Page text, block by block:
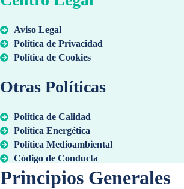
Compras
Analítica e Inteligencia
Financiero
Soluciones Destacadas
Comercial y Ventas
Analítica e Inteligencia
Soluciones Destacadas
Operaciones de Gemelo Digital
Cadena de Suministro
Aviso Legal
Política de Privacidad
Política de Cookies
Otras Políticas
Política de Calidad
Política Energética
Política Medioambiental
Código de Conducta
Principios Generales